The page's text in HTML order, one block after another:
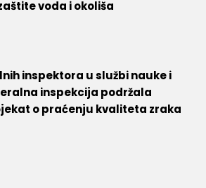
voda i okoliša
inspektora u službi nauke i
inspekcija podržala
o praćenju kvaliteta zraka